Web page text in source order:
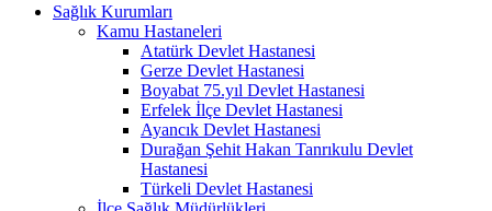
Sağlık Kurumları
Kamu Hastaneleri
Atatürk Devlet Hastanesi
Gerze Devlet Hastanesi
Boyabat 75.yıl Devlet Hastanesi
Erfelek İlçe Devlet Hastanesi
Ayancık Devlet Hastanesi
Durağan Şehit Hakan Tanrıkulu Devlet
Hastanesi
Türkeli Devlet Hastanesi